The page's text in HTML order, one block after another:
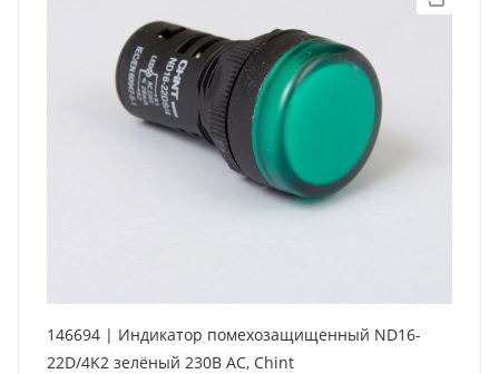
146694 | Индикатор помехозащищенный ND16-
22D/4K2 зелёный 230В АС, Chint